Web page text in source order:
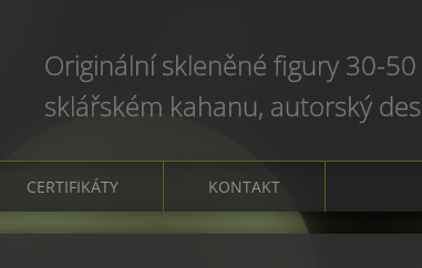
Originální skleněné figury 30-
sklářském kahanu, autorský
CERTIFIKÁTY KONTAKT